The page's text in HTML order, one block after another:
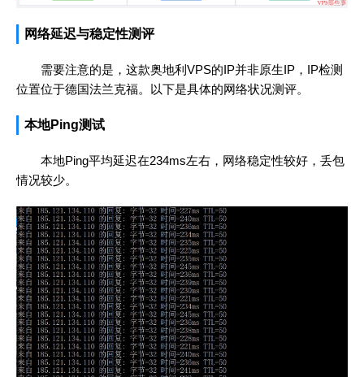
网络延迟与稳定性测评
需要注意的是，这款奥地利VPS的IP并非原生IP，IP检测
位置位于德国法兰克福。以下是具体的网络状况测评。
本地Ping测试
本地Ping平均延迟在234ms左右，网络稳定性较好，丢包
情况较少。